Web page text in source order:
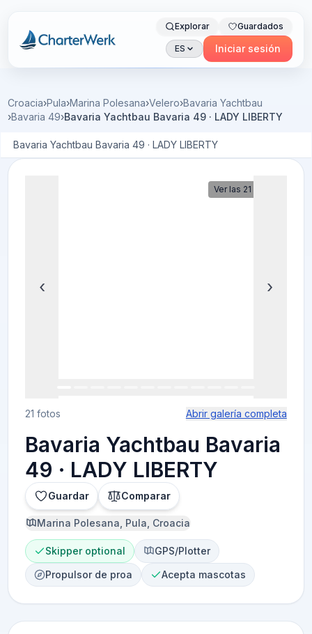
Charterwerk
Explorar Guardados
ES Iniciar sesión
Croacia›Pula›Marina Polesana›Velero›Bavaria Yachtbau
›Bavaria 49›Bavaria Yachtbau Bavaria 49 · LADY LIBERTY
Bavaria Yachtbau Bavaria 49 · LADY LIBERTY
Ver las 21 fotos
‹ ›
21 fotos Abrir galería completa
Bavaria Yachtbau Bavaria
49 · LADY LIBERTY
Guardar Comparar
Marina Polesana, Pula, Croacia
Skipper optional
GPS/Plotter
Propulsor de proa
Acepta mascotas